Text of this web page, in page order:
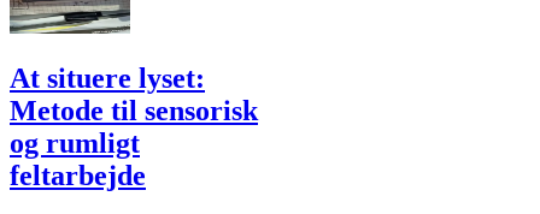
At situere lyset:
Metode til sensorisk
og rumligt
feltarbejde